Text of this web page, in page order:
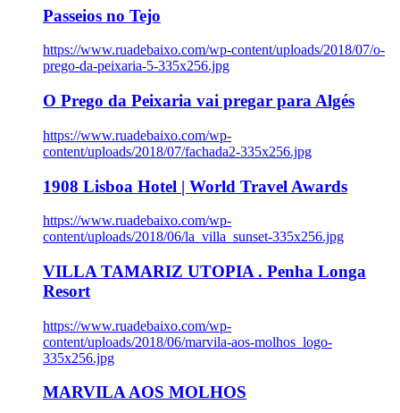
Passeios no Tejo
https://www.ruadebaixo.com/wp-content/uploads/2018/07/o-
prego-da-peixaria-5-335x256.jpg
O Prego da Peixaria vai pregar para Algés
https://www.ruadebaixo.com/wp-
content/uploads/2018/07/fachada2-335x256.jpg
1908 Lisboa Hotel | World Travel Awards
https://www.ruadebaixo.com/wp-
content/uploads/2018/06/la_villa_sunset-335x256.jpg
VILLA TAMARIZ UTOPIA . Penha Longa
Resort
https://www.ruadebaixo.com/wp-
content/uploads/2018/06/marvila-aos-molhos_logo-
335x256.jpg
MARVILA AOS MOLHOS